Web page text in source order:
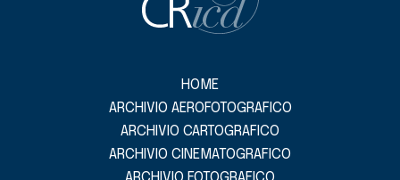
HOME
ARCHIVIO AEROFOTOGRAFICO
ARCHIVIO CARTOGRAFICO
ARCHIVIO CINEMATOGRAFICO